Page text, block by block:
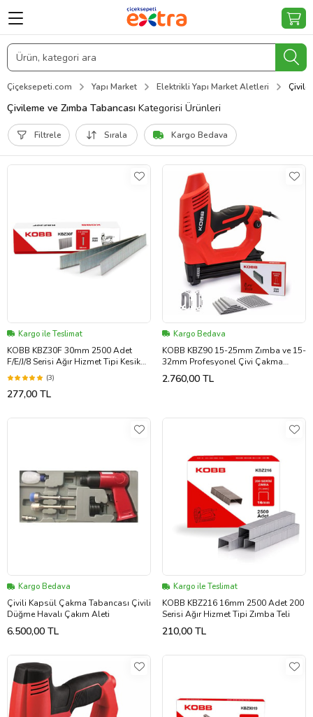
Çiçeksepeti.com Yapı Market Elektrikli Yapı Market Aletleri
Çivileme ve Zımba Tabancası Kategorisi Ürünleri
Filtrele Sırala Kargo Bedava
Kargo ile Teslimat
KOBB KBZ30F 30mm 2500 Adet
F/E/J/8 Serisi Ağır Hizmet Tipi Kesik
Başlı Çivi
(3)
277,00 TL
Kargo Bedava
KOBB KBZ90 15-25mm Zımba ve 15-
32mm Profesyonel Çivi Çakma
Makinesi + 3000 adet Yedek Zımba
ve Çivi
2.760,00 TL
Kargo Bedava
Çivili Kapsül Çakma Tabancası Çivili
Düğme Havalı Çakım Aleti
6.500,00 TL
Kargo ile Teslimat
KOBB KBZ216 16mm 2500 Adet 200
Serisi Ağır Hizmet Tipi Zımba Teli
210,00 TL